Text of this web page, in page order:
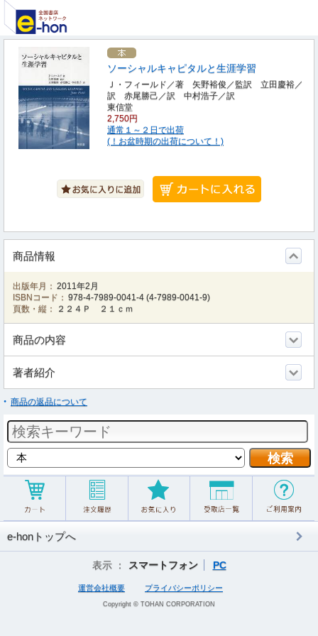
ソーシャルキャピタルと生涯学習
Ｊ・フィールド／著 矢野裕俊／監訳 立田慶裕／
訳 赤尾勝己／訳 中村浩子／訳
東信堂
2,750円
通常１～２日で出荷
(！お盆時期の出荷について！)
商品情報
出版年月： 2011年2月
ISBNコード： 978-4-7989-0041-4 (4-7989-0041-9)
頁数・縦：
２２４Ｐ ２１ｃｍ
商品の内容
著者紹介
商品の返品について
e-honトップへ
表示 ： スマートフォン PC
運営会社概要 プライバシーポリシー
Copyright © TOHAN CORPORATION